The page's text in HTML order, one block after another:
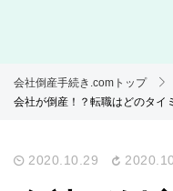
会社倒産手続き.comトップ
会社が倒産！？転職はどのタイ
2020.10.29